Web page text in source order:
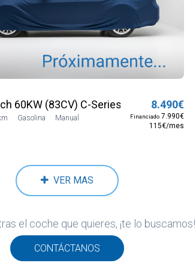
60KW (83CV) C-Series
Gasolina Manual
8.490€
Financiado7.990€
115€/mes
VER MAS
el coche que quieres, ¡te lo buscamos!
CONTÁCTANOS